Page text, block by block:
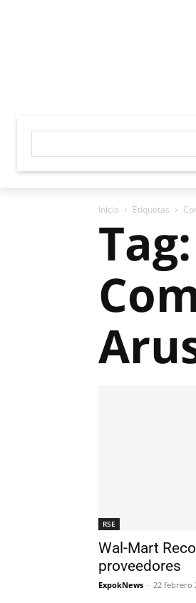
Inicio Etiquetas
Tag:
RSE
Wal-Mart
proveedores
ExpokNews - 22 febrero